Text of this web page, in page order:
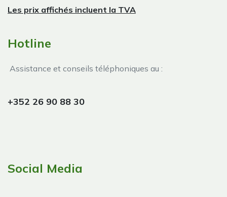
Les prix affichés incluent la TVA
Hotline
Assistance et conseils téléphoniques au :
+352 26 90 88 30
Social Media